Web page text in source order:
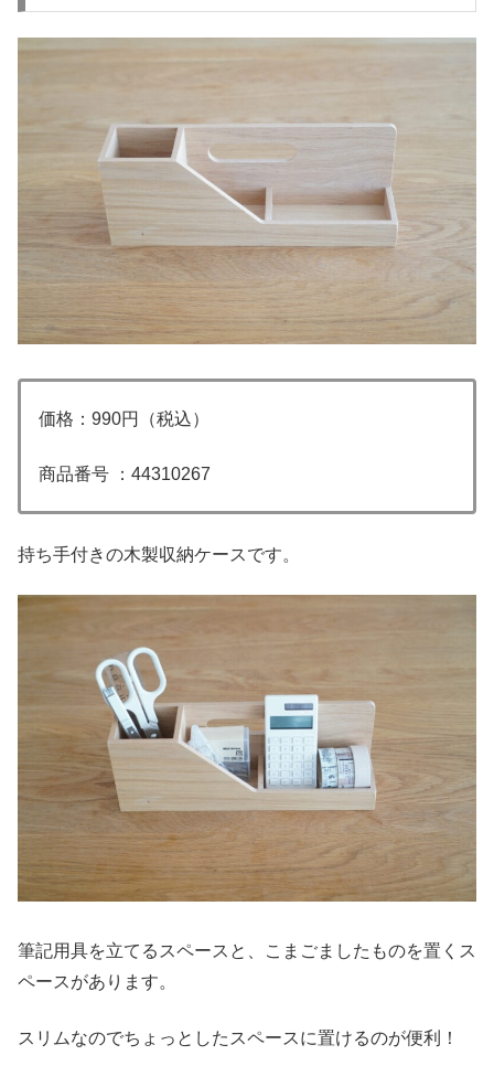
価格：990円（税込）
商品番号 ：44310267
持ち手付きの木製収納ケースです。
筆記用具を立てるスペースと、こまごましたものを置くス
ペースがあります。
スリムなのでちょっとしたスペースに置けるのが便利！